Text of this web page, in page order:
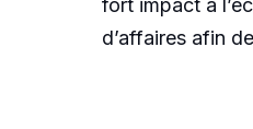
d’affaires afin